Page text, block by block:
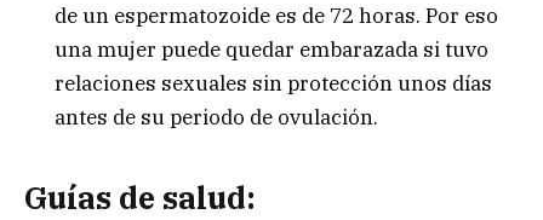
de un espermatozoide es de 72 horas. Por eso
una mujer puede quedar embarazada si tuvo
relaciones sexuales sin protección unos días
antes de su periodo de ovulación.
Guías de salud: